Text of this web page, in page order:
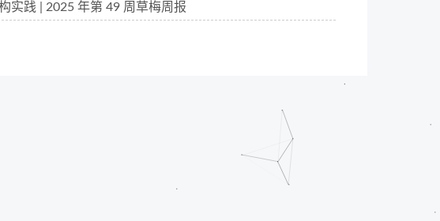
实践 | 2025 年第 49 周草梅周报